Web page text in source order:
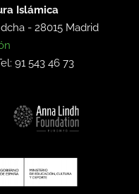
Islámica
dcha -28015 Madrid
91 543 46 73